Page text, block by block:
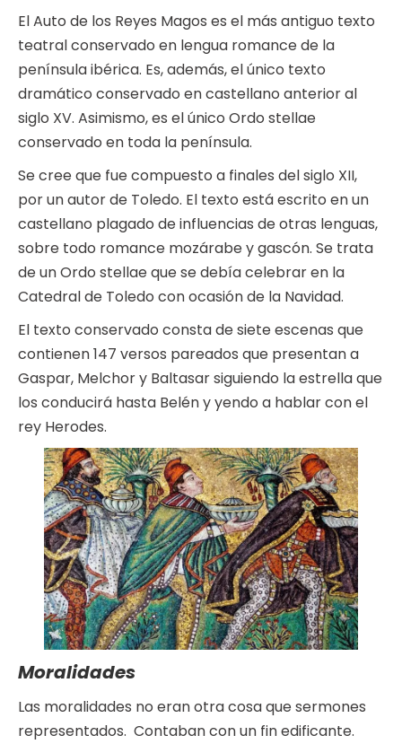
El Auto de los Reyes Magos es el más antiguo texto
teatral conservado en lengua romance de la
península ibérica. Es, además, el único texto
dramático conservado en castellano anterior al
siglo XV. Asimismo, es el único Ordo stellae
conservado en toda la península.
Se cree que fue compuesto a finales del siglo XII,
por un autor de Toledo. El texto está escrito en un
castellano plagado de influencias de otras lenguas,
sobre todo romance mozárabe y gascón. Se trata
de un Ordo stellae que se debía celebrar en la
Catedral de Toledo con ocasión de la Navidad.
El texto conservado consta de siete escenas que
contienen 147 versos pareados que presentan a
Gaspar, Melchor y Baltasar siguiendo la estrella que
los conducirá hasta Belén y yendo a hablar con el
rey Herodes.
Moralidades
Las moralidades no eran otra cosa que sermones
representados. Contaban con un fin edificante.